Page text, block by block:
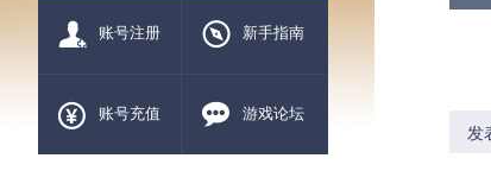
账号注册 新手指南
账号充值 游戏论坛
发